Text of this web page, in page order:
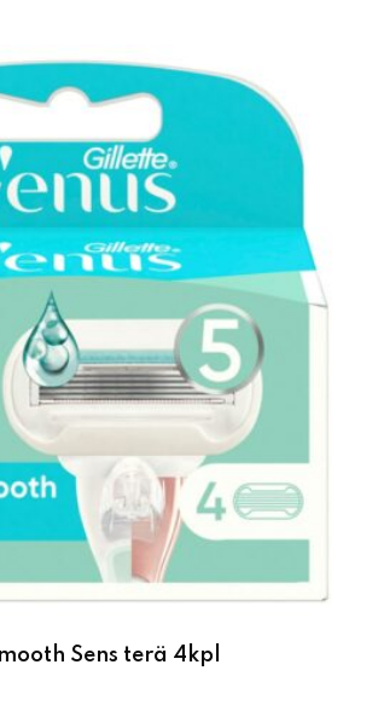
Sens terä 4kpl